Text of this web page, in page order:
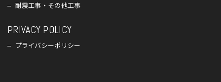
耐震工事・その他工事
PRIVACY POLICY
プライバシーポリシー